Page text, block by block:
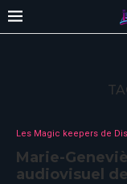
Les Magic keepers de
​​​​​​​Marie-
audiovisuel